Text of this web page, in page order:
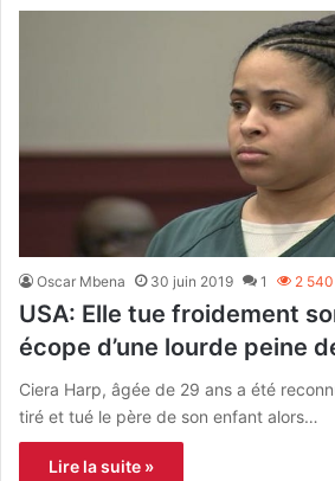
Oscar Mbena 30 juin 2019 1 2 540
USA: Elle tue froidement
écope d’une lourde peine
Ciera Harp, âgée de 29 ans a été
tiré et tué le père de son enfant alors…
Lire la suite »